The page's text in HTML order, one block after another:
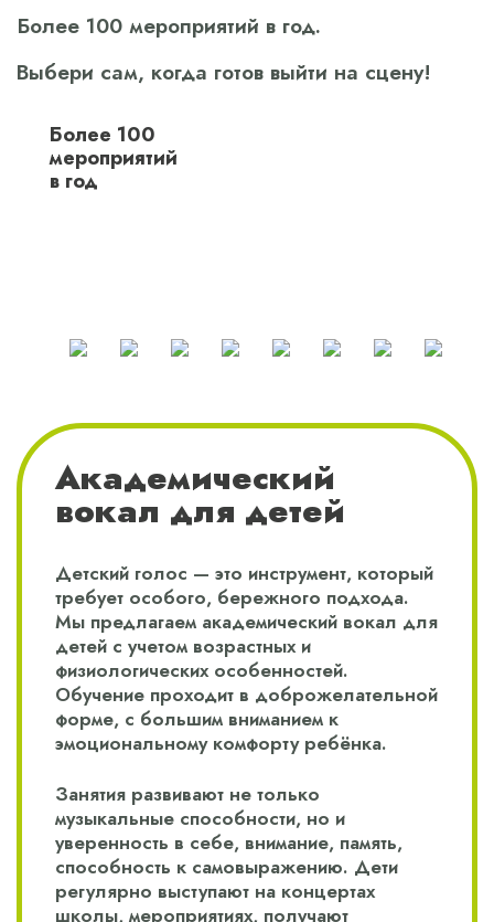
Более 100 мероприятий в год.
Выбери сам, когда готов выйти на сцену!
Более 100
мероприятий
в год
Академический
вокал для детей
Детский голос — это инструмент, который
требует особого, бережного подхода.
Мы предлагаем академический вокал для
детей с учетом возрастных и
физиологических особенностей.
Обучение проходит в доброжелательной
форме, с большим вниманием к
эмоциональному комфорту ребёнка.
Занятия развивают не только
музыкальные способности, но и
уверенность в себе, внимание, память,
способность к самовыражению. Дети
регулярно выступают на концертах
школы, мероприятиях, получают